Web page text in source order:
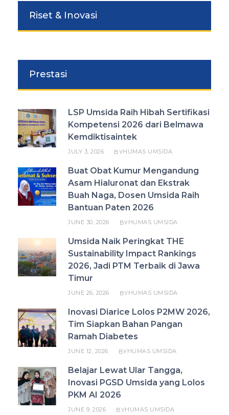
Riset & Inovasi
Prestasi
LSP Umsida Raih Hibah Sertifikasi
Kompetensi 2026 dari Belmawa
Kemdiktisaintek
JULY 3, 2026 BYHUMAS UMSIDA
Buat Obat Kumur Mengandung
Asam Hialuronat dan Ekstrak
Buah Naga, Dosen Umsida Raih
Bantuan Paten 2026
JUNE 30, 2026 BYHUMAS UMSIDA
Umsida Naik Peringkat THE
Sustainability Impact Rankings
2026, Jadi PTM Terbaik di Jawa
Timur
JUNE 26, 2026 BYHUMAS UMSIDA
Inovasi Diarice Lolos P2MW 2026,
Tim Siapkan Bahan Pangan
Ramah Diabetes
JUNE 12, 2026 BYHUMAS UMSIDA
Belajar Lewat Ular Tangga,
Inovasi PGSD Umsida yang Lolos
PKM AI 2026
JUNE 9, 2026 BYHUMAS UMSIDA